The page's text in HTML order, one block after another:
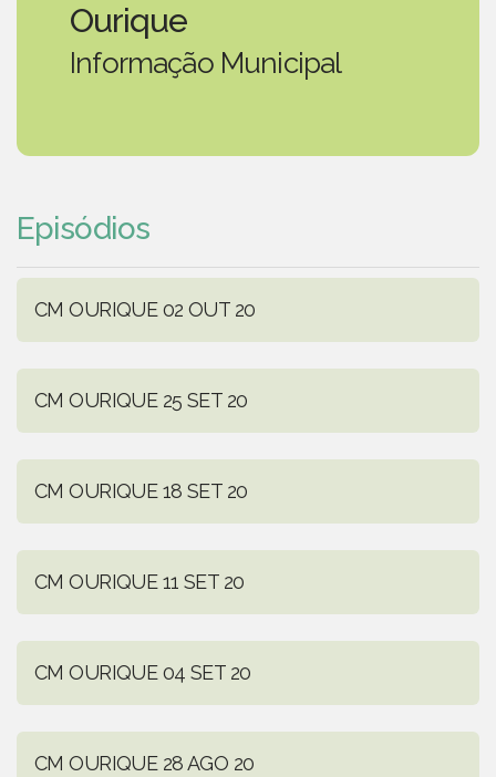
Ourique
Informação Municipal
Episódios
CM OURIQUE 02 OUT 20
CM OURIQUE 25 SET 20
CM OURIQUE 18 SET 20
CM OURIQUE 11 SET 20
CM OURIQUE 04 SET 20
CM OURIQUE 28 AGO 20